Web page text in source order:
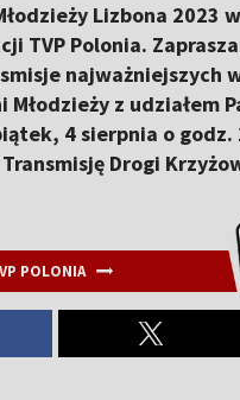
Lizbona 2023
TVP Polonia.
najważniejszych
z udziałem
4 sierpnia o godz.
Drogi
POLONIA